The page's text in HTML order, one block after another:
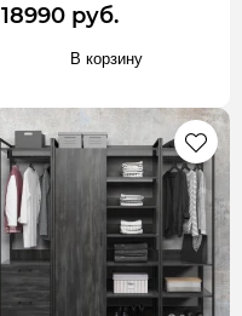
18990 руб.
В корзину